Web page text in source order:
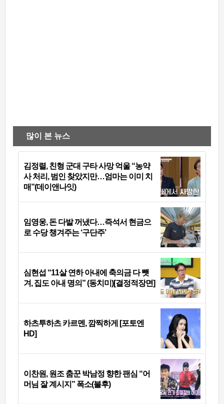
많이 본 뉴스
김정렬, 친형 군대 구타 사망 억울 “농약
사 처리, 범인 찾았지만…엄마는 이미 치
매”(데이앤나잇)
임영웅, 돈 다발 꺼냈다…즉석서 현금으
로 수당 챙겨주는 ‘구단주’
심현섭 “11살 연하 아내에 축의금 다 뺏
겨, 집도 아내 명의” (동치미)[결정적장면]
하츠투하츠 카르멘, 깜찍하게 [포토엔
HD]
이찬원, 원조 춤꾼 박남정 향한 팬심 “어
머님 잘 계시지” 폭소(불후)